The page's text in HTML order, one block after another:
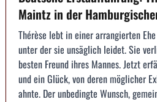
Maintz in der
Thérèse lebt in einer arrangierten
unter der sie unsäglich leidet. Sie
besten Freund ihres Mannes. Jetzt
und ein Glück, von deren möglicher
ahnte. Der unbedingte Wunsch,